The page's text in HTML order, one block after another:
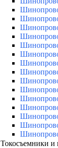
Токосъемники и